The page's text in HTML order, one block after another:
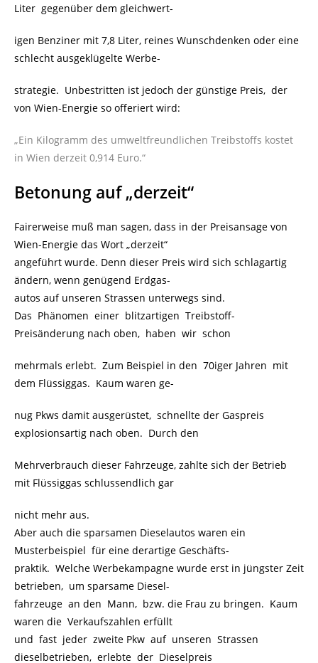
Liter gegenüber dem gleichwert-
igen Benziner mit 7,8 Liter, reines Wunschdenken oder eine
schlecht ausgeklügelte Werbe-
strategie. Unbestritten ist jedoch der günstige Preis, der
von Wien-Energie so offeriert wird:
„Ein Kilogramm des umweltfreundlichen Treibstoffs kostet
in Wien derzeit 0,914 Euro.“
Betonung auf „derzeit“
Fairerweise muß man sagen, dass in der Preisansage von
Wien-Energie das Wort „derzeit“
angeführt wurde. Denn dieser Preis wird sich schlagartig
ändern, wenn genügend Erdgas-
autos auf unseren Strassen unterwegs sind.
Das Phänomen einer blitzartigen Treibstoff-
Preisänderung nach oben, haben wir schon
mehrmals erlebt. Zum Beispiel in den 70iger Jahren mit
dem Flüssiggas. Kaum waren ge-
nug Pkws damit ausgerüstet, schnellte der Gaspreis
explosionsartig nach oben. Durch den
Mehrverbrauch dieser Fahrzeuge, zahlte sich der Betrieb
mit Flüssiggas schlussendlich gar
nicht mehr aus.
Aber auch die sparsamen Dieselautos waren ein
Musterbeispiel für eine derartige Geschäfts-
praktik. Welche Werbekampagne wurde erst in jüngster Zeit
betrieben, um sparsame Diesel-
fahrzeuge an den Mann, bzw. die Frau zu bringen. Kaum
waren die Verkaufszahlen erfüllt
und fast jeder zweite Pkw auf unseren Strassen
dieselbetrieben, erlebte der Dieselpreis